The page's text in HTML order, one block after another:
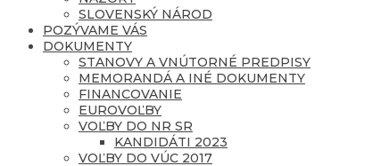
SLOVENSKÝ NÁROD
POZÝVAME VÁS
DOKUMENTY
STANOVY A VNÚTORNÉ PREDPISY
MEMORANDÁ A INÉ DOKUMENTY
FINANCOVANIE
EUROVOĽBY
VOĽBY DO NR SR
KANDIDÁTI 2023
VOĽBY DO VÚC 2017